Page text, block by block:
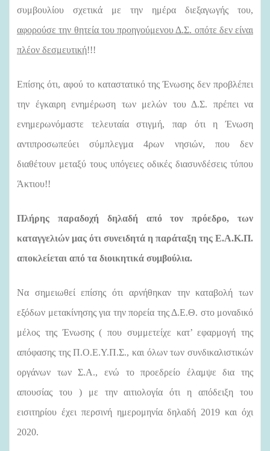
συμβουλίου σχετικά με την ημέρα διεξαγωγής του,
αφορούσε την θητεία του προηγούμενου Δ.Σ. οπότε δεν είναι
πλέον δεσμευτική!!!
Επίσης ότι, αφού το καταστατικό της Ένωσης δεν προβλέπει
την έγκαιρη ενημέρωση των μελών του Δ.Σ. πρέπει να
ενημερωνόμαστε τελευταία στιγμή, παρ ότι η Ένωση
αντιπροσωπεύει σύμπλεγμα 4ρων νησιών, που δεν
διαθέτουν μεταξύ τους υπόγειες οδικές διασυνδέσεις τύπου
Άκτιου!!
Πλήρης παραδοχή δηλαδή από τον πρόεδρο, των
καταγγελιών μας ότι συνειδητά η παράταξη της Ε.Α.Κ.Π.
αποκλείεται από τα διοικητικά συμβούλια.
Να σημειωθεί επίσης ότι αρνήθηκαν την καταβολή των
εξόδων μετακίνησης για την πορεία της Δ.Ε.Θ. στο μοναδικό
μέλος της Ένωσης ( που συμμετείχε κατ’ εφαρμογή της
απόφασης της Π.Ο.Ε.Υ.Π.Σ., και όλων των συνδικαλιστικών
οργάνων των Σ.Α., ενώ το προεδρείο έλαμψε δια της
απουσίας του ) με την αιτιολογία ότι η απόδειξη του
εισιτηρίου έχει περσινή ημερομηνία δηλαδή 2019 και όχι
2020.